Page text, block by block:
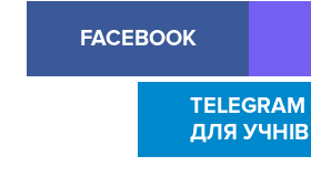
FACEBOOK
TELEGRAM
ДЛЯ УЧНІВ